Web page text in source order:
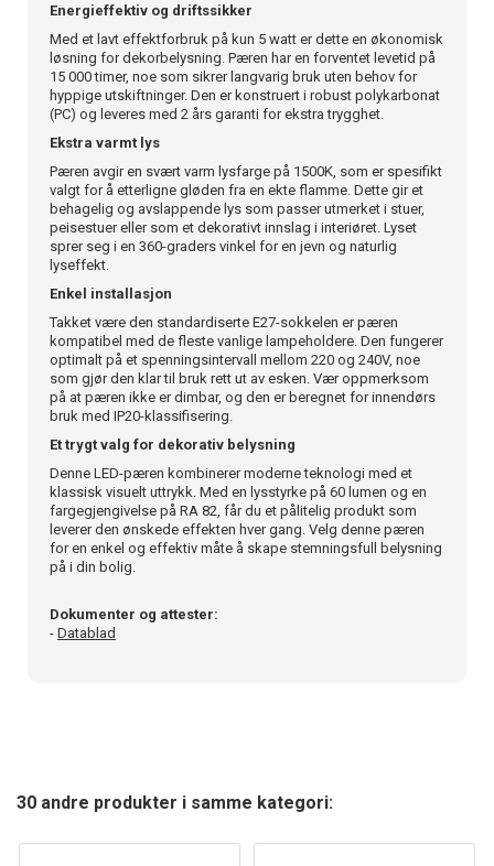
Energieffektiv og driftssikker
Med et lavt effektforbruk på kun 5 watt er dette en økonomisk
løsning for dekorbelysning. Pæren har en forventet levetid på
15 000 timer, noe som sikrer langvarig bruk uten behov for
hyppige utskiftninger. Den er konstruert i robust polykarbonat
(PC) og leveres med 2 års garanti for ekstra trygghet.
Ekstra varmt lys
Pæren avgir en svært varm lysfarge på 1500K, som er spesifikt
valgt for å etterligne gløden fra en ekte flamme. Dette gir et
behagelig og avslappende lys som passer utmerket i stuer,
peisestuer eller som et dekorativt innslag i interiøret. Lyset
sprer seg i en 360-graders vinkel for en jevn og naturlig
lyseffekt.
Enkel installasjon
Takket være den standardiserte E27-sokkelen er pæren
kompatibel med de fleste vanlige lampeholdere. Den fungerer
optimalt på et spenningsintervall mellom 220 og 240V, noe
som gjør den klar til bruk rett ut av esken. Vær oppmerksom
på at pæren ikke er dimbar, og den er beregnet for innendørs
bruk med IP20-klassifisering.
Et trygt valg for dekorativ belysning
Denne LED-pæren kombinerer moderne teknologi med et
klassisk visuelt uttrykk. Med en lysstyrke på 60 lumen og en
fargegjengivelse på RA 82, får du et pålitelig produkt som
leverer den ønskede effekten hver gang. Velg denne pæren
for en enkel og effektiv måte å skape stemningsfull belysning
på i din bolig.
Dokumenter og attester:
- Datablad
30 andre produkter i samme kategori: